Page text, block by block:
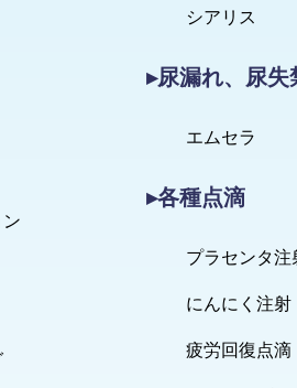
シアリス
▸尿漏れ、尿失
エムセラ
▸各種点滴
プラセンタ注
にんにく注射
疲労回復点滴